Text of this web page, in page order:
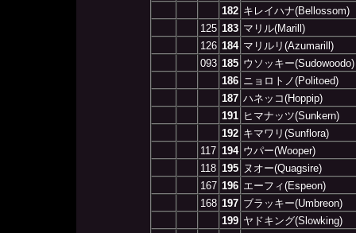
182 キレイハナ(Bellossom)
125 183 マリル(Marill)
126 184 マリルリ(Azumarill)
093 185 ウソッキー(Sudowoodo)
186 ニョロトノ(Politoed)
187 ハネッコ(Hoppip)
191 ヒマナッツ(Sunkern)
192 キマワリ(Sunflora)
117 194 ウパー(Wooper)
118 195 ヌオー(Quagsire)
167 196 エーフィ(Espeon)
168 197 ブラッキー(Umbreon)
199 ヤドキング(Slowking)